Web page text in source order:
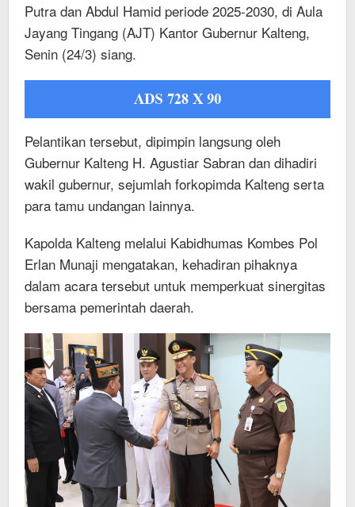
Putra dan Abdul Hamid periode 2025-2030, di Aula
Jayang Tingang (AJT) Kantor Gubernur Kalteng,
Senin (24/3) siang.
Pelantikan tersebut, dipimpin langsung oleh
Gubernur Kalteng H. Agustiar Sabran dan dihadiri
wakil gubernur, sejumlah forkopimda Kalteng serta
para tamu undangan lainnya.
Kapolda Kalteng melalui Kabidhumas Kombes Pol
Erlan Munaji mengatakan, kehadiran pihaknya
dalam acara tersebut untuk memperkuat sinergitas
bersama pemerintah daerah.